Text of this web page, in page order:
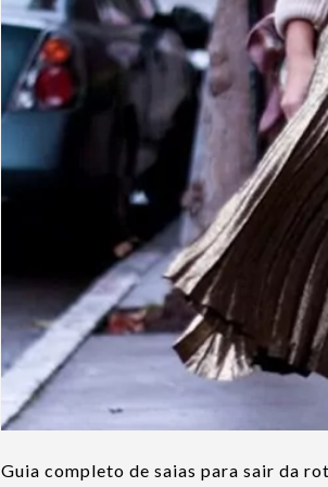
Guia completo de saias para sair da